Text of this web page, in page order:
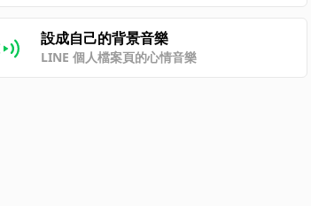
設成自己的背景音樂
LINE 個人檔案頁的心情音樂